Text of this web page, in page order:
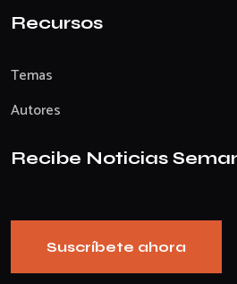
Recursos
Temas
Autores
Recibe Noticias
Suscríbete ahora